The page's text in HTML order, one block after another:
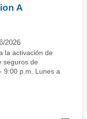
A
2026
la activación de
seguros de
9:00 p.m. Lunes a